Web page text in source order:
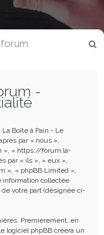
-
Boîte à Pain - Le
par « nous »,
», « https://forum.la-
par « ils », « eux »,
», « phpBB Limited »,
information collectée
votre part (désignée ci-
Premièrement, en
logiciel phpBB créera un